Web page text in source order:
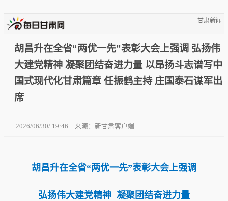
甘肃新闻
胡昌升在全省“两优一先”表彰大会上强调 弘扬伟
大建党精神 凝聚团结奋进力量 以昂扬斗志谱写中
国式现代化甘肃篇章 任振鹤主持 庄国泰石谋军出
席
2026/06/30/ 19:46 来源：新甘肃客户端
胡昌升在全省“两优一先”表彰大会上强调
弘扬伟大建党精神 凝聚团结奋进力量